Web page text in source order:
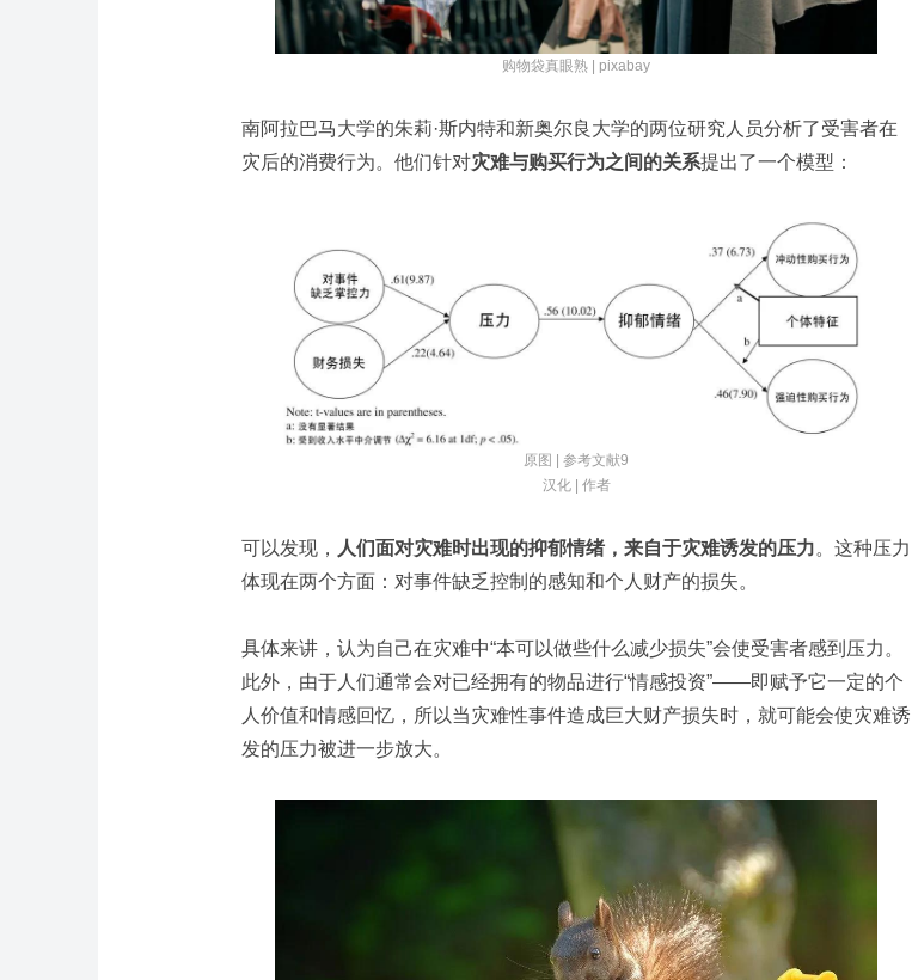
购物袋真眼熟 | pixabay
南阿拉巴马大学的朱莉·斯内特和新奥尔良大学的两位研究人员分析了受害者在
灾后的消费行为。他们针对灾难与购买行为之间的关系提出了一个模型：
原图 | 参考文献9
汉化 | 作者
可以发现， 人们面对灾难时出现的抑郁情绪，来自于灾难诱发的压力。这种压力
体现在两个方面：对事件缺乏控制的感知和个人财产的损失。
具体来讲，认为自己在灾难中“本可以做些什么减少损失”会使受害者感到压力。
此外，由于人们通常会对已经拥有的物品进行“情感投资”——即赋予它一定的个
人价值和情感回忆，所以当灾难性事件造成巨大财产损失时，就可能会使灾难诱
发的压力被进一步放大。